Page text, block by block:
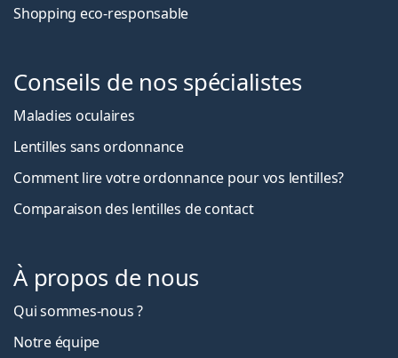
Shopping eco-responsable
Conseils de nos spécialistes
Maladies oculaires
Lentilles sans ordonnance
Comment lire votre ordonnance pour vos lentilles?
Comparaison des lentilles de contact
À propos de nous
Qui sommes-nous ?
Notre équipe